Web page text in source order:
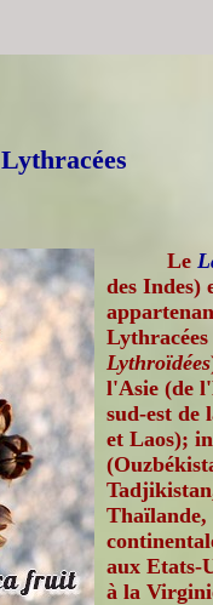
Lythracées
Le
des Indes)
Lythracées
Lythroïdées
l'Asie (de
sud-est de
et Laos);
Thaïlande,
aux Etats-
à la